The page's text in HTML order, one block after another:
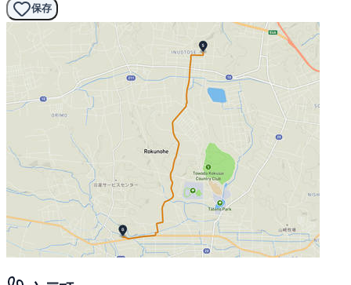
保存